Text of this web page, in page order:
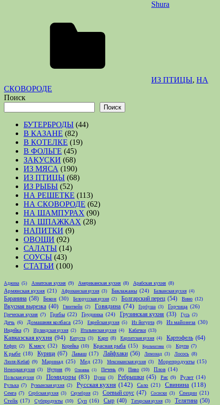
Shura
ИЗ ПТИЦЫ, НА
СКОВОРОДЕ
Поиск
Поиск
БУТЕРБРОДЫ (44)
В КАЗАНЕ (82)
В КОТЕЛКЕ (19)
В ФОЛЬГЕ (45)
ЗАКУСКИ (68)
ИЗ МЯСА (190)
ИЗ ПТИЦЫ (68)
ИЗ РЫБЫ (52)
НА РЕШЕТКЕ (113)
НА СКОВОРОДЕ (62)
НА ШАМПУРАХ (90)
НА ШПАЖКАХ (28)
НАПИТКИ (9)
ОВОЩИ (92)
САЛАТЫ (14)
СОУСЫ (43)
СТАТЬИ (100)
Аджика (5) Азиатская кухня (9) Американская кухня (8) Арабская кухня (8)
Армянская кухня (21) Африканская кухня (3) Баклажаны (24) Балканская кухня (4)
Баранина (58) Бекон (30) Белорусская кухня (2) Болгарский перец (54) Вино (12)
Вкусная вырезка (40) Глинтвейн (2) Говядина (74) Горбуша (3) Горчица (26)
Греческая кухня (7) Грибы (22) Грудинка (24) Грузинская кухня (33) Гусь (2)
Дичь (6) Домашняя колбаса (25) Еврейская кухня (5) Из йогурта (9) Из майонеза (30)
Индейка (7) Ирландская кухня (2) Итальянская кухня (4) Кабачки (13)
Кавказская кухня (94) Капуста (3) Карп (8) Карпатская кухня (4) Картофель (64)
Кефир (2) К мясу (32) Корейка (10) Красная рыба (15) Крольчатина (1) Крупа (7)
К рыбе (18) Курица (67) Лаваш (17) Лайфхаки (56) Лимонад (3) Лосось (8)
Люля-Кебаб (9) Маринад (25) Мед (23) Мексиканская кухня (3) Морепродукты (15)
Немецкая кухня (3) Нутрия (9) Оленина (1) Печень (9) Пиво (10) Плов (14)
Польская кухня (3) Помидоры (83) Пунш (3) Ребрышки (45) Рис (9) Рулет (14)
Рулька (7) Румынская кухня (2) Русская кухня (142) Сало (21) Свинина (118)
Семга (7) Сербская кухня (3) Скумбрия (2) Соевый соус (47) Сосиски (3) Специи (21)
Стейк (17) Субпродукты (10) Суп (16) Сыр (40) Татарская кухня (3) Телятина (50)